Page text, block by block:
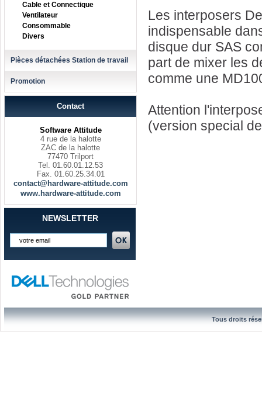
Cable et Connectique
Ventilateur
Consommable
Divers
Pièces détachées Station de travail
Promotion
Contact
Software Attitude
4 rue de la halotte
ZAC de la halotte
77470 Trilport
Tel. 01.60.01.12.53
Fax. 01.60.25.34.01
contact@hardware-attitude.com
www.hardware-attitude.com
NEWSLETTER
Les interposers
indispensable
disque dur SAS
part de mixer les
comme une
Attention
(version special
Tous droits